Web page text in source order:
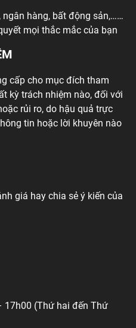
ngân hàng, bất động sản,……
mọi thắc mắc của bạn
cấp cho mục đích tham
kỳ trách nhiệm nào, đối với
rủi ro, do hậu quả trực
tin hoặc lời khuyên nào
giá hay chia sẻ ý kiến của
17h00 (Thứ hai đến Thứ